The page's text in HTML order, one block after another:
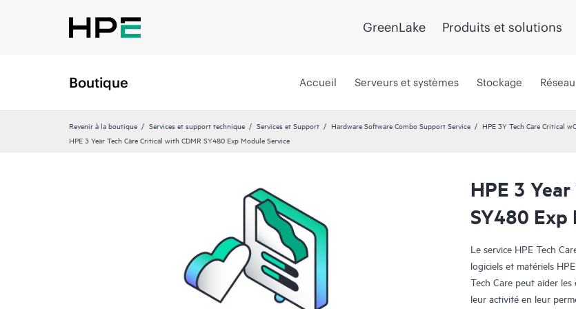
GreenLake Produits et solutions
Boutique Accueil Serveurs et systèmes Stockage Réseau
Revenir à la boutique Services et support technique Services et Support Hardware Software Combo Support Service
HPE 3Y Tech Care Critical
HPE 3 Year Tech Care Critical with CDMR SY480 Exp Module Service
HPE 3
SY480 Exp
Le service HPE Tech
logiciels et matériels
Tech Care peut aider
leur activité en leur